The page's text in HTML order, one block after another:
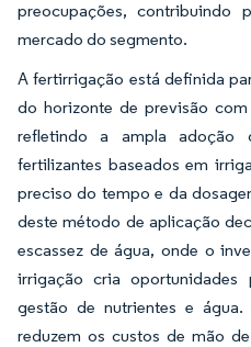
preocupações, contribuindo
mercado do segmento.
A fertirrigação está definida
do horizonte de previsão
refletindo a ampla adoção
fertilizantes baseados em
preciso do tempo e da
deste método de aplicação
escassez de água, onde o
irrigação cria oportunidades
gestão de nutrientes e
reduzem os custos de mão